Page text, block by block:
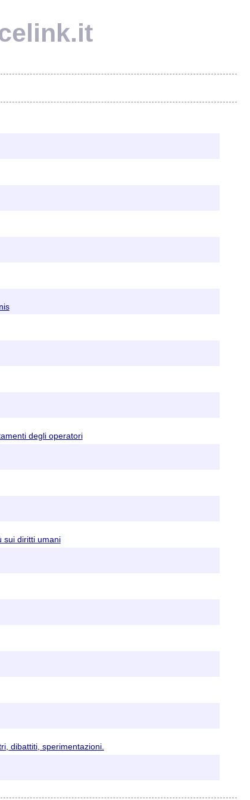
degli operatori
sui diritti umani
dibattiti, sperimentazioni.